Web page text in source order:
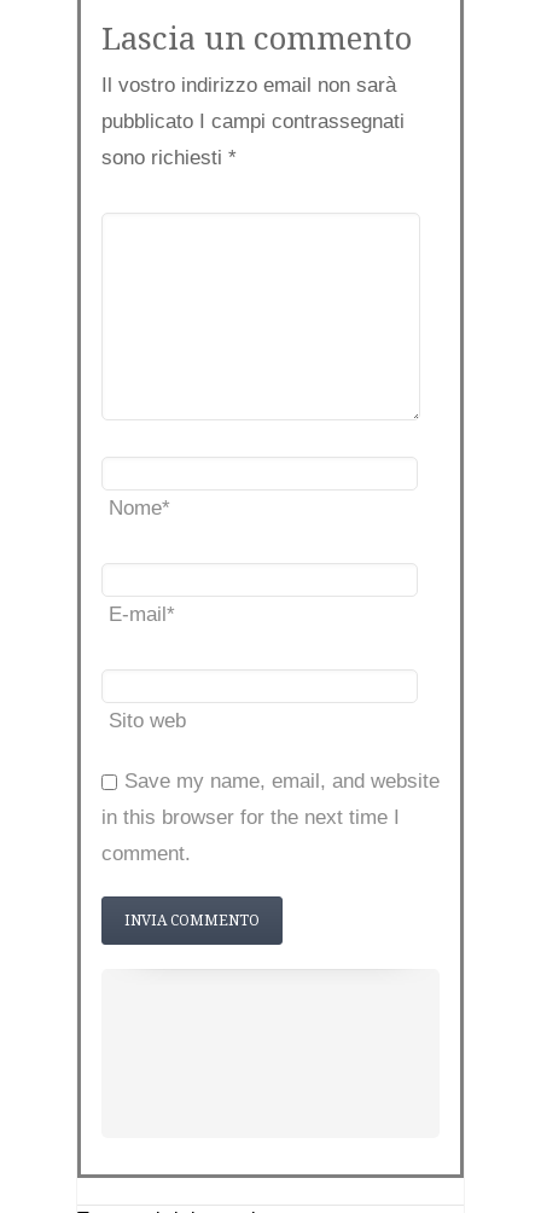
Lascia un commento
Il vostro indirizzo email non sarà
pubblicato I campi contrassegnati
sono richiesti *
Nome*
E-mail*
Sito web
Save my name, email, and website
in this browser for the next time I
comment.